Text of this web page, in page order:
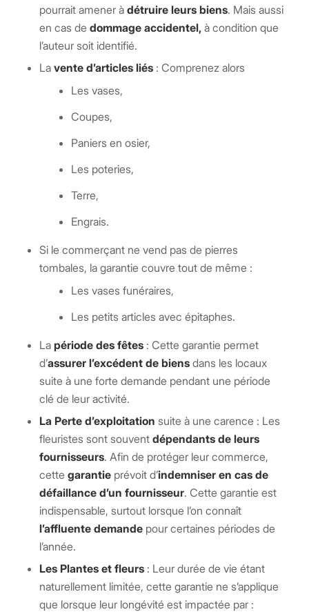
pourrait amener à détruire leurs biens. Mais aussi
en cas de dommage accidentel,à condition que
l’auteur soit identifié.
La vente d’articles liés: Comprenez alors
Les vases,
Coupes,
Paniers en osier,
Les poteries,
Terre,
Engrais.
Si le commerçant ne vend pas de pierres
tombales, la garantie couvre tout de même :
Les vases funéraires,
Les petits articles avec épitaphes.
Lapériode des fêtes: Cette garantie permet
d’assurer l’excédent de biensdans les locaux
suite à une forte demande pendant une période
clé de leur activité.
La Perte d’exploitation suite à une carence : Les
fleuristes sont souvent dépendants de leurs
fournisseurs. Afin de protéger leur commerce,
cette garantieprévoit d’indemniser en cas de
défaillance d’un fournisseur. Cette garantie est
indispensable, surtout lorsque l’on connaît
l’affluente demandepour certaines périodes de
l’année.
Les Plantes et fleurs: Leur durée de vie étant
naturellement limitée, cette garantie ne s’applique
que lorsque leur longévité est impactée par :